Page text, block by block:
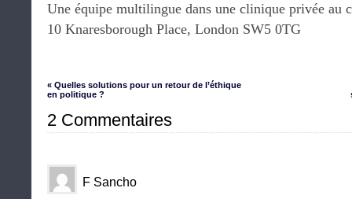
Une équipe multilingue dans une clinique privée au
10 Knaresborough Place, London SW5 0TG
« Quelles solutions pour un retour de l’éthique
en politique ?
2 Commentaires
F Sancho